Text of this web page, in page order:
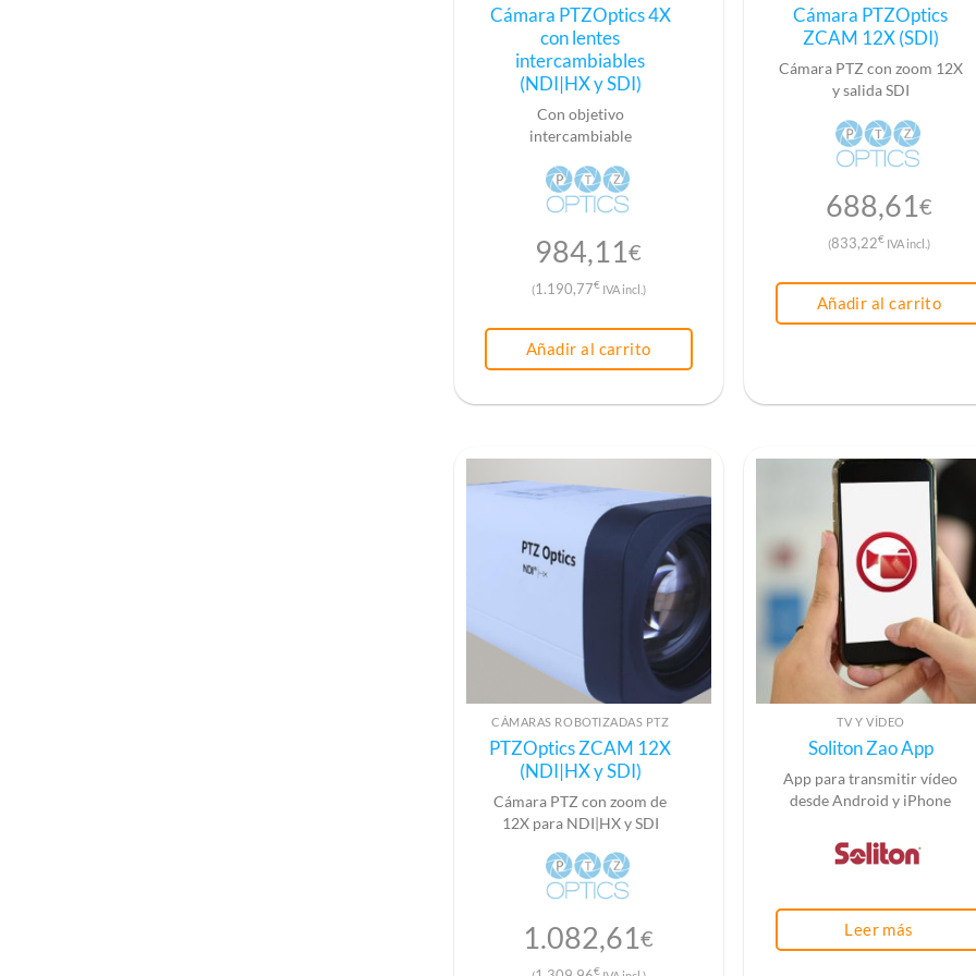
Cámara PTZOptics 4X
con lentes
intercambiables
(NDI|HX y SDI)
Con objetivo
intercambiable
984,11€
(1.190,77€IVA incl.)
Añadir al carrito
Cámara PTZOptics
ZCAM 12X (SDI)
Cámara PTZ con zoom 12X
y salida SDI
688,61 €
(833,22€IVA incl.)
Añadir al carrito
CÁMARAS ROBOTIZADAS PTZ
PTZOptics ZCAM 12X
(NDI|HX y SDI)
Cámara PTZ con zoom de
12X para NDI|HX y SDI
1.082,61€
€
TV Y VÍDEO
Soliton Zao App
App para transmitir vídeo
desde Android y iPhone
Leer más